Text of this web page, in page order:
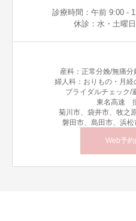
診療時間：午前 9:00 -
休診：水・土曜
産科：正常分娩/無痛
婦人科：おりもの・月経
ブライダルチェック/
東名高速
菊川市、袋井市、牧之
磐田市、島田市、浜
Web予約